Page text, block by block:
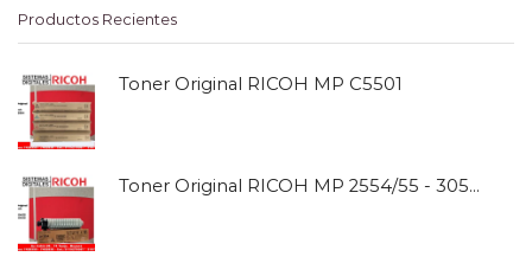
Productos Recientes
Toner Original RICOH MP C5501
Toner Original RICOH MP 2554/55 - 3054/55